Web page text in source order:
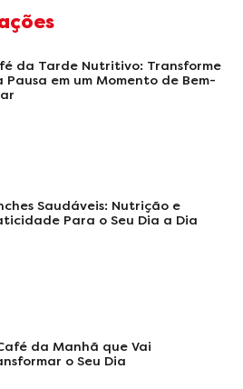
da Tarde Nutritivo: Transforme
Pausa em um Momento de Bem-
Saudáveis: Nutrição e
Para o Seu Dia a Dia
da Manhã que Vai
o Seu Dia